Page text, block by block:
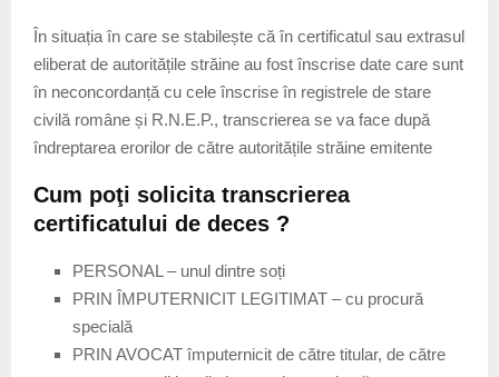
În situația în care se stabilește că în certificatul sau extrasul
eliberat de autoritățile străine au fost înscrise date care sunt
în neconcordanță cu cele înscrise în registrele de stare
civilă române și R.N.E.P., transcrierea se va face după
îndreptarea erorilor de către autoritățile străine emitente
Cum poţi solicita transcrierea
certificatului de deces ?
PERSONAL – unul dintre soți
PRIN ÎMPUTERNICIT LEGITIMAT – cu procură
specială
PRIN AVOCAT împuternicit de către titular, de către